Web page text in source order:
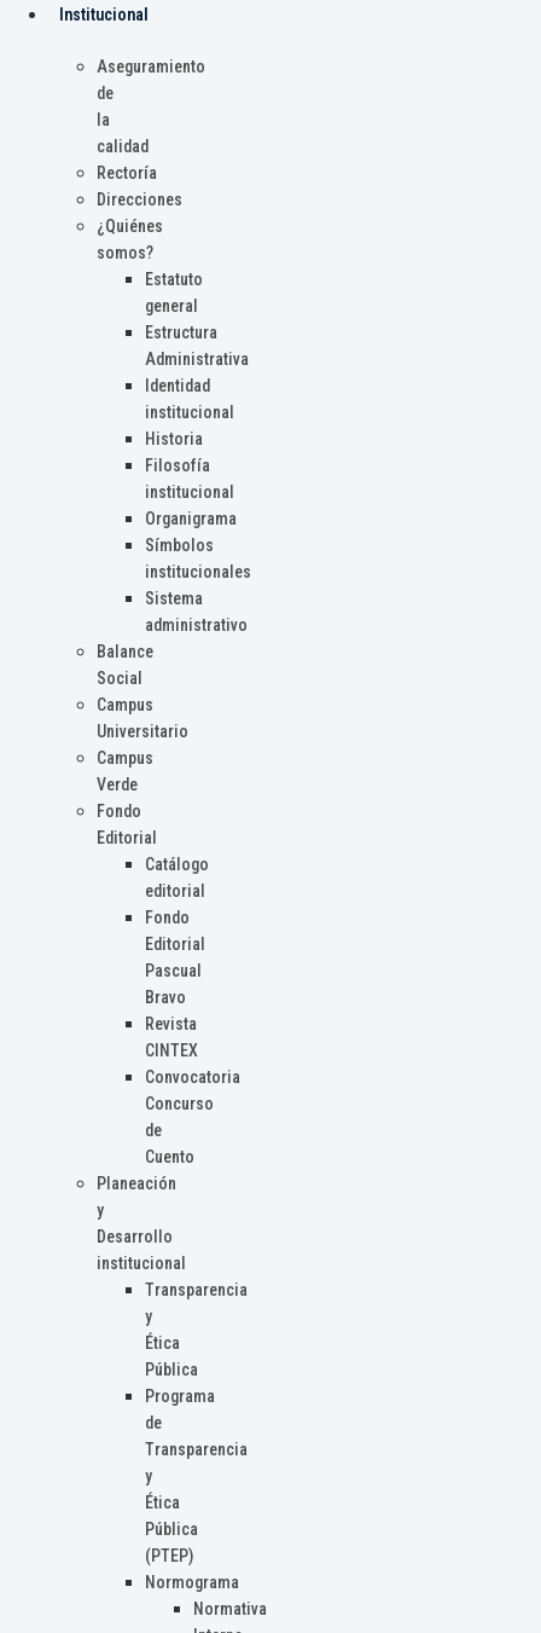
Institucional
Aseguramiento
de
la
calidad
Rectoría
Direcciones
¿Quiénes
somos?
Estatuto
general
Estructura
Administrativa
Identidad
institucional
Historia
Filosofía
institucional
Organigrama
Símbolos
institucionales
Sistema
administrativo
Balance
Social
Campus
Universitario
Campus
Verde
Fondo
Editorial
Catálogo
editorial
Fondo
Editorial
Pascual
Bravo
Revista
CINTEX
Convocatoria
Concurso
de
Cuento
Planeación
y
Desarrollo
institucional
Transparencia
y
Ética
Pública
Programa
de
Transparencia
y
Ética
Pública
(PTEP)
Normograma
Normativa